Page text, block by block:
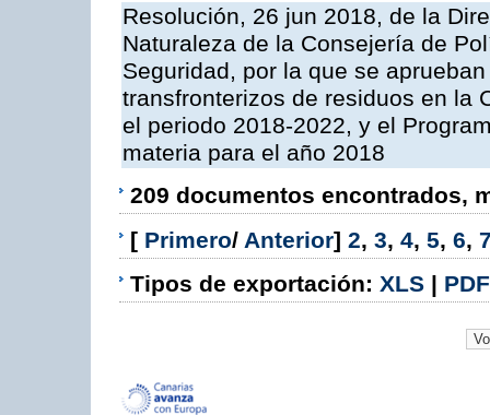
Resolución, 26 jun 2018, de la
Naturaleza de la Consejería de
Seguridad, por la que se
transfronterizos de residuos en la
el periodo 2018-2022, y el
materia para el año 2018
209 documentos encontrados,
[ Primero/ Anterior] 2, 3, 4, 5, 6,
Tipos de exportación: XLS | PDF